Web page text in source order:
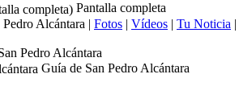
Pantalla completa
Pedro Alcántara | Fotos | Vídeos | Tu Noticia |
Pedro Alcántara
Guía de San Pedro Alcántara